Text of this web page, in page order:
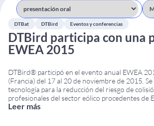
DTBat DTBird Eventos y conferencias
DTBird participa con una
EWEA 2015
DTBird® participó en el evento anual EWEA
(Francia) del 17 al 20 de noviembre de 2015.
tecnología para la reducción del riesgo de
profesionales del sector eólico procedentes de
mercados internacionales. Además de exponer
Leer más